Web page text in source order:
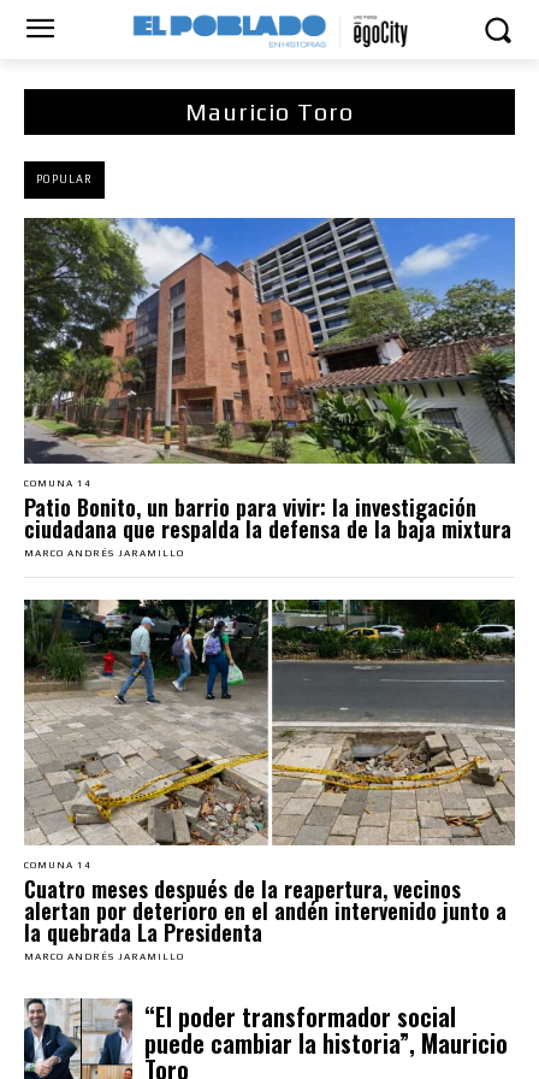
Mauricio Toro
POPULAR
COMUNA 14
Patio Bonito, un barrio para vivir: la investigación
ciudadana que respalda la defensa de la baja mixtura
MARCO ANDRÉS JARAMILLO
COMUNA 14
Cuatro meses después de la reapertura, vecinos
alertan por deterioro en el andén intervenido junto a
la quebrada La Presidenta
MARCO ANDRÉS JARAMILLO
“El poder transformador social
puede cambiar la historia”, Mauricio
Toro